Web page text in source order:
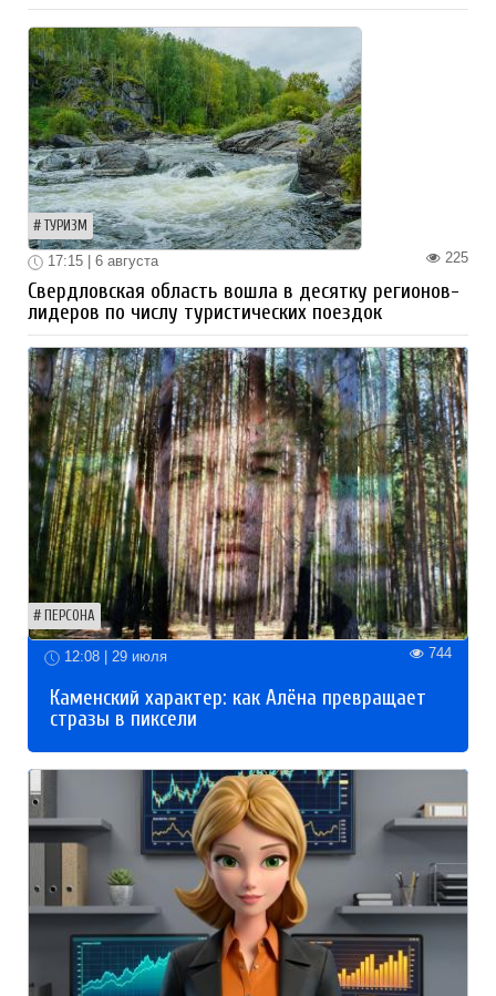
ТУРИЗМ
225
17:15 | 6 августа
Свердловская область вошла в десятку регионов-
лидеров по числу туристических поездок
ПЕРСОНА
12:08 | 29 июля 744
Каменский характер: как Алёна превращает
стразы в пиксели